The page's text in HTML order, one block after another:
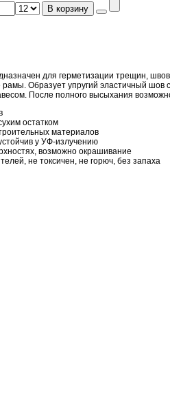
В корзину
для герметизации трещин,
Образует упругий эластичный
После полного высыхания
остатком
материалов
у УФ-излучению
возможно окрашивание
не токсичен, не горюч, без запаха